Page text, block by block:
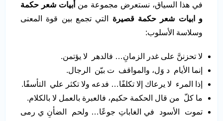
في هذا السياق، نستعرض مجموعة من أبيات شعر حكمة
و ابيات شعر حكمة قصيرة التي تجمع بين قوة المعنى
وسلاسة الأسلوب:
لا تحزننَّ على غدر الزمانِ… فالدهر لا يؤتمن.
إنما الأيام د وَل، والمواقف ت بيّن الرجال.
إذا المرء لا يرعاك إلا تكلفًا… فدعه ولا تكثر علي التأسفًا.
ما كلّ من قال الحكمة حكيم، فالعبرة بالعمل لا بالكلام.
تموت الأسود في الغاباتِ جوعًا… ولحم الضأنِ ي رمى